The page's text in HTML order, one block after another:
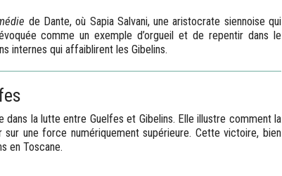
de Dante, où Sapia Salvani, une aristocrate siennoise qui
comme un exemple d’orgueil et de repentir dans le
internes qui affaiblirent les Gibelins.
la lutte entre Guelfes et Gibelins. Elle illustre comment la
une force numériquement supérieure. Cette victoire, bien
en Toscane.